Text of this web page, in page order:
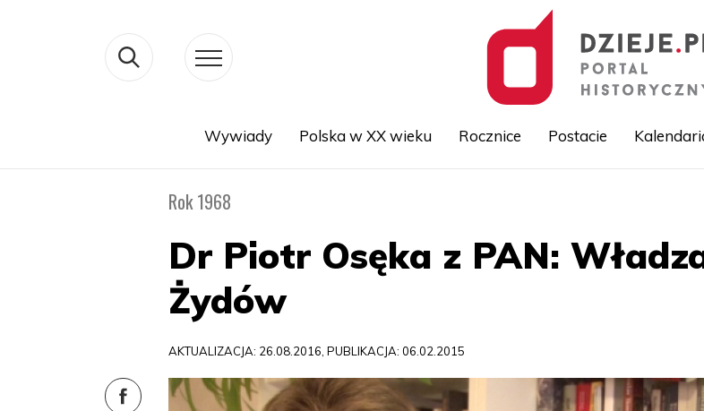
Wywiady Polska w XX wieku Rocznice Postacie
Rok 1968
Dr Piotr Osęka z PAN:
Żydów
AKTUALIZACJA: 26.08.2016, PUBLIKACJA: 06.02.2015